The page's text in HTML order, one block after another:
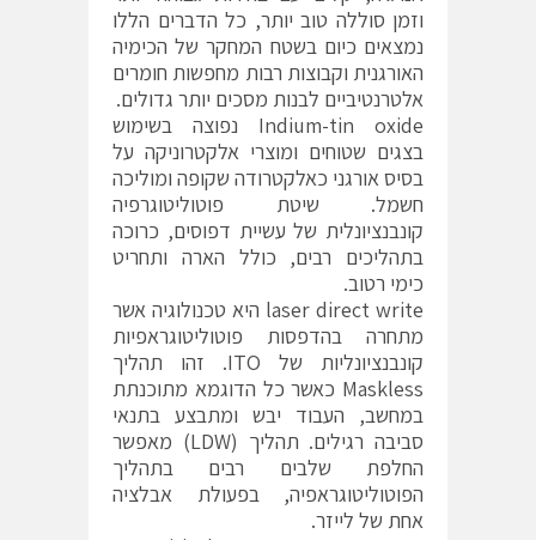
וזמן סוללה טוב יותר, כל הדברים הללו
נמצאים כיום בשטח המחקר של הכימיה
האורגנית וקבוצות רבות מחפשות חומרים
אלטרנטיביים לבנות מסכים יותר גדולים.
Indium-tin oxide נפוצה בשימוש
בצגים שטוחים ומוצרי אלקטרוניקה על
בסיס אורגני כאלקטרודה שקופה ומוליכה
חשמל. שיטת פוטוליטוגרפיה
קונבנציונלית של עשיית דפוסים, כרוכה
בתהליכים רבים, כולל הארה ותחריט
כימי רטוב.
laser direct write היא טכנולוגיה אשר
מתחרה בהדפסות פוטוליטוגראפיות
קונבנציונליות של ITO. זהו תהליך
Maskless כאשר כל הדוגמא מתוכנתת
במחשב, העבוד יבש ומתבצע בתנאי
סביבה רגילים. תהליך (LDW) מאפשר
החלפת שלבים רבים בתהליך
הפוטוליטוגראפיה, בפעולת אבלציה
אחת של לייזר.